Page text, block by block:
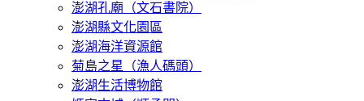
澎湖孔廟（文石書院）
澎湖縣文化園區
澎湖海洋資源館
菊島之星（漁人碼頭）
澎湖生活博物館